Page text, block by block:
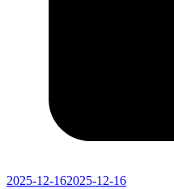
2025-12-162025-12-16